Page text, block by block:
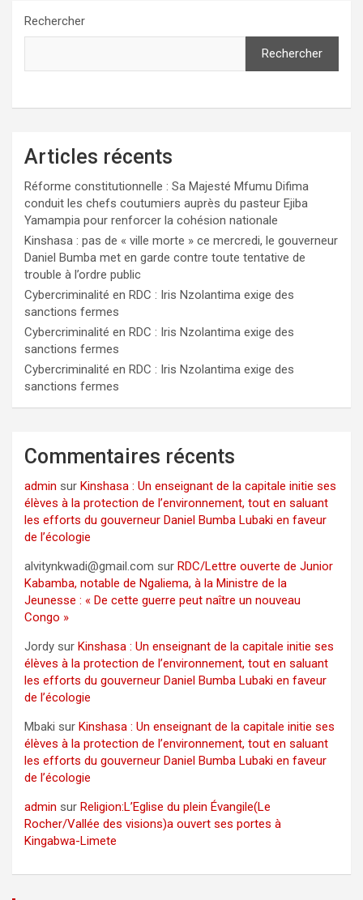
Rechercher
Rechercher
Articles récents
Réforme constitutionnelle : Sa Majesté Mfumu Difima
conduit les chefs coutumiers auprès du pasteur Ejiba
Yamampia pour renforcer la cohésion nationale
Kinshasa : pas de « ville morte » ce mercredi, le gouverneur
Daniel Bumba met en garde contre toute tentative de
trouble à l’ordre public
Cybercriminalité en RDC : Iris Nzolantima exige des
sanctions fermes
Cybercriminalité en RDC : Iris Nzolantima exige des
sanctions fermes
Cybercriminalité en RDC : Iris Nzolantima exige des
sanctions fermes
Commentaires récents
admin sur Kinshasa : Un enseignant de la capitale initie ses
élèves à la protection de l’environnement, tout en saluant
les efforts du gouverneur Daniel Bumba Lubaki en faveur
de l’écologie
alvitynkwadi@gmail.com sur RDC/Lettre ouverte de Junior
Kabamba, notable de Ngaliema, à la Ministre de la
Jeunesse : « De cette guerre peut naître un nouveau
Congo »
Jordy sur Kinshasa : Un enseignant de la capitale initie ses
élèves à la protection de l’environnement, tout en saluant
les efforts du gouverneur Daniel Bumba Lubaki en faveur
de l’écologie
Mbaki sur Kinshasa : Un enseignant de la capitale initie ses
élèves à la protection de l’environnement, tout en saluant
les efforts du gouverneur Daniel Bumba Lubaki en faveur
de l’écologie
admin sur Religion:L’Eglise du plein Évangile(Le
Rocher/Vallée des visions)a ouvert ses portes à
Kingabwa-Limete